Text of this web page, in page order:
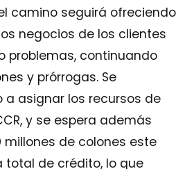
camino seguirá ofreciendo
negocios de los clientes
problemas, continuando
y prórrogas. Se
a asignar los recursos de
y se espera además
millones de colones este
total de crédito, lo que